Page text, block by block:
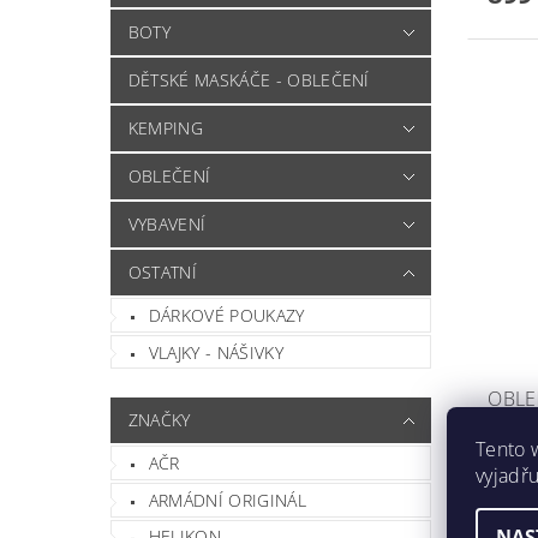
BOTY
DĚTSKÉ MASKÁČE - OBLEČENÍ
KEMPING
OBLEČENÍ
VYBAVENÍ
OSTATNÍ
DÁRKOVÉ POUKAZY
VLAJKY - NÁŠIVKY
ZNAČKY
AČR
ARMÁDNÍ ORIGINÁL
Tento